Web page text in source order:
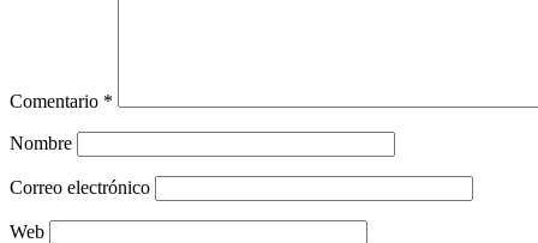
Comentario *
Nombre
Correo electrónico
Web